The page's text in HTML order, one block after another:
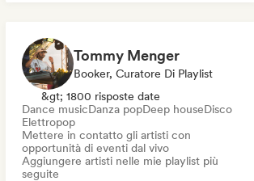
Tommy Menger
Booker, Curatore Di Playlist
&gt; 1800 risposte date
Dance musicDanza popDeep houseDisco
Elettropop
Mettere in contatto gli artisti con
opportunità di eventi dal vivo
Aggiungere artisti nelle mie playlist più
seguite